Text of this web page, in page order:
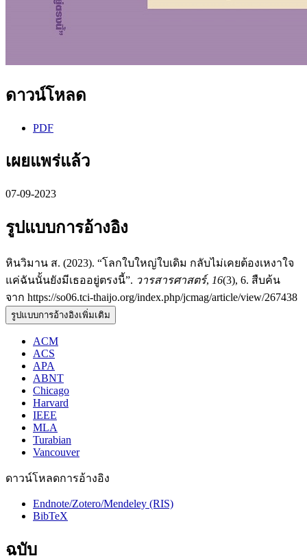
ดาวน์โหลด
PDF
เผยแพร่แล้ว
07-09-2023
รูปแบบการอ้างอิง
หินวิมาน ส. (2023). “โลกใบใหญ่ใบเดิม กลับไม่เคยต้องเหงาใจ
แค่ฉันนั้นยังมีเธออยู่ตรงนี้”. วารสารศาสตร์, 16(3), 6. สืบค้น
จาก https://so06.tci-thaijo.org/index.php/jcmag/article/view/267438
รูปแบบการอ้างอิงเพิ่มเติม
ACM
ACS
APA
ABNT
Chicago
Harvard
IEEE
MLA
Turabian
Vancouver
ดาวน์โหลดการอ้างอิง
Endnote/Zotero/Mendeley (RIS)
BibTeX
ฉบับ